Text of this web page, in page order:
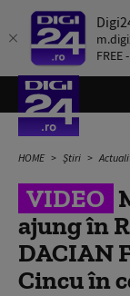
HOME Știri
VIDEO
ajung în
DACIAN
Cincu în